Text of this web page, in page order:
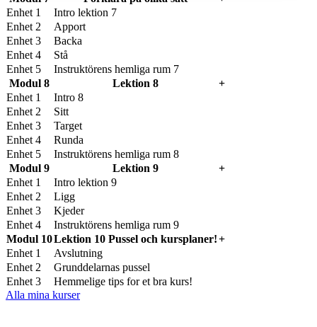
Enhet 1
Intro lektion 7
Enhet 2
Apport
Enhet 3
Backa
Enhet 4
Stå
Enhet 5
Instruktörens hemliga rum 7
Modul 8
Lektion 8
+
Enhet 1
Intro 8
Enhet 2
Sitt
Enhet 3
Target
Enhet 4
Runda
Enhet 5
Instruktörens hemliga rum 8
Modul 9
Lektion 9
+
Enhet 1
Intro lektion 9
Enhet 2
Ligg
Enhet 3
Kjeder
Enhet 4
Instruktörens hemliga rum 9
Modul 10Lektion 10 Pussel och kursplaner!+
Enhet 1
Avslutning
Enhet 2
Grunddelarnas pussel
Enhet 3
Hemmelige tips for et bra kurs!
Alla mina kurser